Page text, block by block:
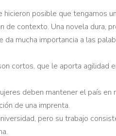
posible que tengamos
contexto. Una novela dura,
mucha importancia a las
cortos, que le aporta
deben mantener el país en
de una imprenta.
pero su trabajo